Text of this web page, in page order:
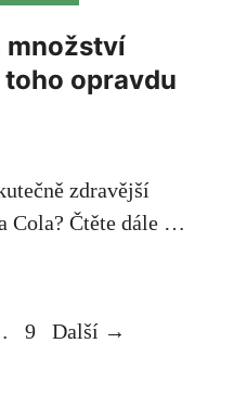
množství
opravdu
zdravější
Cola? Čtěte dále …
Stránka
9 Další →